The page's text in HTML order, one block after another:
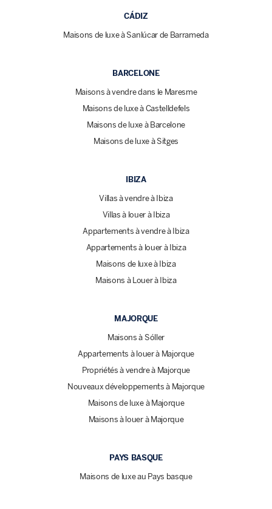
CÁDIZ
Maisons de luxe à Sanlúcar de Barrameda
BARCELONE
Maisons à vendre dans le Maresme
Maisons de luxe à Castelldefels
Maisons de luxe à Barcelone
Maisons de luxe à Sitges
IBIZA
Villas à vendre à Ibiza
Villas à louer à Ibiza
Appartements à vendre à Ibiza
Appartements à louer à Ibiza
Maisons de luxe à Ibiza
Maisons à Louer à Ibiza
MAJORQUE
Maisons à Sóller
Appartements à louer à Majorque
Propriétés à vendre à Majorque
Nouveaux développements à Majorque
Maisons de luxe à Majorque
Maisons à louer à Majorque
PAYS BASQUE
Maisons de luxe au Pays basque